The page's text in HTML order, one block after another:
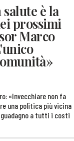
è la
prossimi
Marco
«Invecchiare non fa
una politica più vicina
a tutti i costi